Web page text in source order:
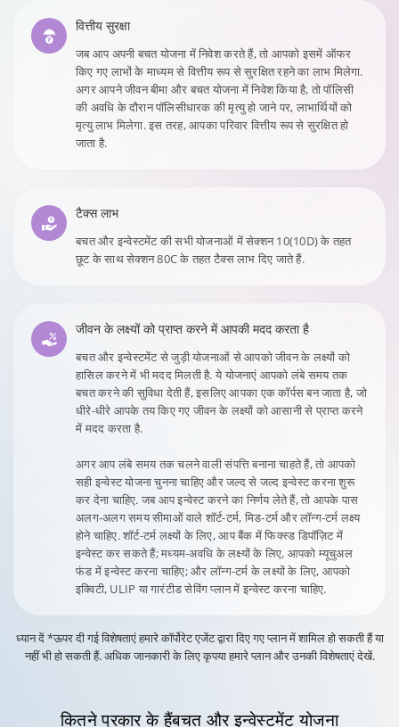
वित्तीय सुरक्षा
जब आप अपनी बचत योजना में निवेश करते हैं, तो आपको इसमें ऑफर
किए गए लाभों के माध्यम से वित्तीय रूप से सुरक्षित रहने का लाभ मिलेगा.
अगर आपने जीवन बीमा और बचत योजना में निवेश किया है, तो पॉलिसी
की अवधि के दौरान पॉलिसीधारक की मृत्यु हो जाने पर, लाभार्थियों को
मृत्यु लाभ मिलेगा. इस तरह, आपका परिवार वित्तीय रूप से सुरक्षित हो
जाता है.
टैक्स लाभ
बचत और इन्वेस्टमेंट की सभी योजनाओं में सेक्शन 10(10D) के तहत
छूट के साथ सेक्शन 80C के तहत टैक्स लाभ दिए जाते हैं.
जीवन के लक्ष्यों को प्राप्त करने में आपकी मदद करता है
बचत और इन्वेस्टमेंट से जुड़ी योजनाओं से आपको जीवन के लक्ष्यों को
हासिल करने में भी मदद मिलती है. ये योजनाएं आपको लंबे समय तक
बचत करने की सुविधा देती हैं, इसलिए आपका एक कॉर्पस बन जाता है, जो
धीरे-धीरे आपके तय किए गए जीवन के लक्ष्यों को आसानी से प्राप्त करने
में मदद करता है.
अगर आप लंबे समय तक चलने वाली संपत्ति बनाना चाहते हैं, तो आपको
सही इन्वेस्ट योजना चुनना चाहिए और जल्द से जल्द इन्वेस्ट करना शुरू
कर देना चाहिए. जब आप इन्वेस्ट करने का निर्णय लेते हैं, तो आपके पास
अलग-अलग समय सीमाओं वाले शॉर्ट-टर्म, मिड-टर्म और लॉन्ग-टर्म लक्ष्य
होने चाहिए. शॉर्ट-टर्म लक्ष्यों के लिए, आप बैंक में फिक्स्ड डिपॉज़िट में
इन्वेस्ट कर सकते हैं; मध्यम-अवधि के लक्ष्यों के लिए, आपको म्यूचुअल
फंड में इन्वेस्ट करना चाहिए; और लॉन्ग-टर्म के लक्ष्यों के लिए, आपको
इक्विटी, ULIP या गारंटीड सेविंग प्लान में इन्वेस्ट करना चाहिए.
ध्यान दें *ऊपर दी गई विशेषताएं हमारे कॉर्पोरेट एजेंट द्वारा दिए गए प्लान में शामिल हो सकती हैं या
नहीं भी हो सकती हैं. अधिक जानकारी के लिए कृपया हमारे प्लान और उनकी विशेषताएं देखें.
कितने प्रकार के हैंबचत और इन्वेस्टमेंट योजना